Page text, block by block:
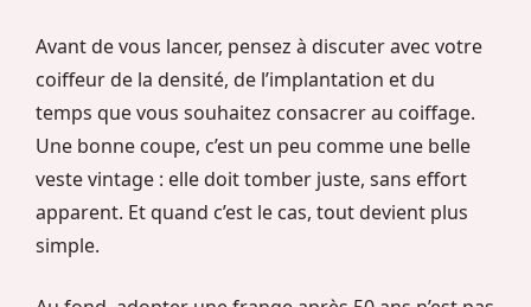
Avant de vous lancer, pensez à discuter avec votre
coiffeur de la densité, de l’implantation et du
temps que vous souhaitez consacrer au coiffage.
Une bonne coupe, c’est un peu comme une belle
veste vintage : elle doit tomber juste, sans effort
apparent. Et quand c’est le cas, tout devient plus
simple.